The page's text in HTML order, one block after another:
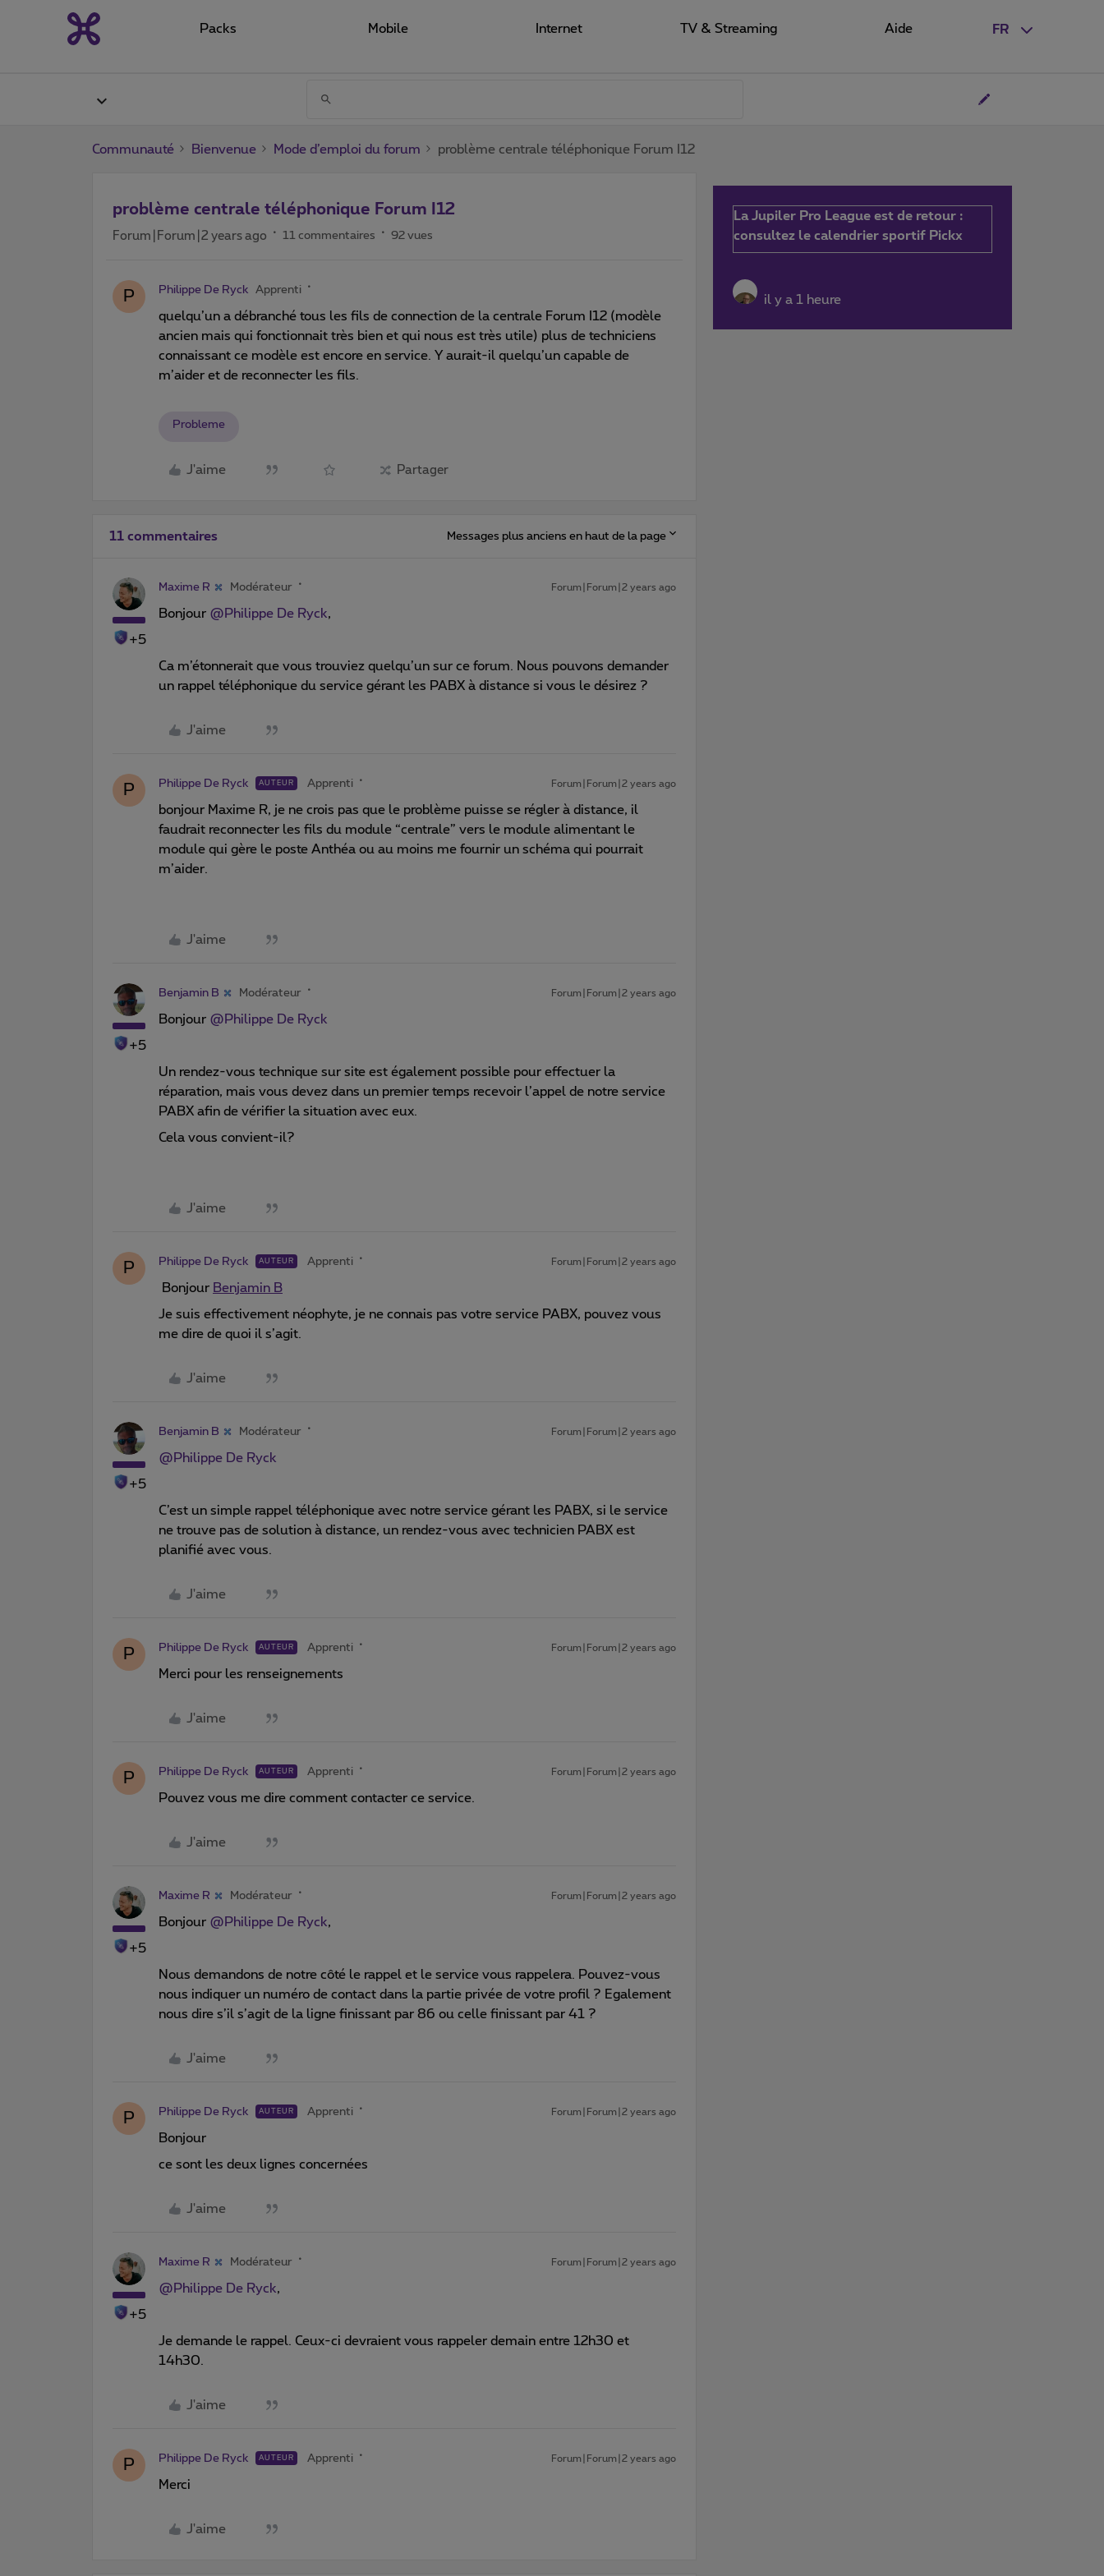
FR
Packs Mobile Internet TV & Streaming Aide
Communauté Bienvenue Mode d’emploi du forum problème centrale téléphonique Forum I12
problème centrale téléphonique Forum I12
Forum|Forum|2 years ago 11 commentaires 92 vues
P Philippe De Ryck Apprenti
quelqu’un a débranché tous les fils de connection de la centrale Forum I12 (modèle
ancien mais qui fonctionnait très bien et qui nous est très utile) plus de techniciens
connaissant ce modèle est encore en service. Y aurait-il quelqu’un capable de
m’aider et de reconnecter les fils.
Probleme
J'aime Partager
11 commentaires Messages plus anciens en haut de la page
+5
Maxime R Modérateur Forum|Forum|2 years ago
Bonjour @Philippe De Ryck,
Ca m’étonnerait que vous trouviez quelqu’un sur ce forum. Nous pouvons demander
un rappel téléphonique du service gérant les PABX à distance si vous le désirez ?
J'aime
P Philippe De Ryck AUTEUR Apprenti Forum|Forum|2 years ago
bonjour Maxime R, je ne crois pas que le problème puisse se régler à distance, il
faudrait reconnecter les fils du module “centrale” vers le module alimentant le
module qui gère le poste Anthéa ou au moins me fournir un schéma qui pourrait
m’aider.
J'aime
+5
Benjamin B Modérateur Forum|Forum|2 years ago
Bonjour @Philippe De Ryck
Un rendez-vous technique sur site est également possible pour effectuer la
réparation, mais vous devez dans un premier temps recevoir l’appel de notre service
PABX afin de vérifier la situation avec eux.
Cela vous convient-il?
J'aime
P Philippe De Ryck AUTEUR Apprenti Forum|Forum|2 years ago
Bonjour Benjamin B
Je suis effectivement néophyte, je ne connais pas votre service PABX, pouvez vous
me dire de quoi il s’agit.
J'aime
+5
Benjamin B Modérateur Forum|Forum|2 years ago
@Philippe De Ryck
C’est un simple rappel téléphonique avec notre service gérant les PABX, si le service
ne trouve pas de solution à distance, un rendez-vous avec technicien PABX est
planifié avec vous.
J'aime
P Philippe De Ryck AUTEUR Apprenti Forum|Forum|2 years ago
Merci pour les renseignements
J'aime
P Philippe De Ryck AUTEUR Apprenti Forum|Forum|2 years ago
Pouvez vous me dire comment contacter ce service.
J'aime
+5
Maxime R Modérateur Forum|Forum|2 years ago
Bonjour @Philippe De Ryck,
Nous demandons de notre côté le rappel et le service vous rappelera. Pouvez-vous
nous indiquer un numéro de contact dans la partie privée de votre profil ? Egalement
nous dire s’il s’agit de la ligne finissant par 86 ou celle finissant par 41 ?
J'aime
P Philippe De Ryck AUTEUR Apprenti Forum|Forum|2 years ago
Bonjour
ce sont les deux lignes concernées
J'aime
+5
Maxime R Modérateur Forum|Forum|2 years ago
@Philippe De Ryck,
Je demande le rappel. Ceux-ci devraient vous rappeler demain entre 12h30 et
14h30.
J'aime
P Philippe De Ryck AUTEUR Apprenti Forum|Forum|2 years ago
Merci
J'aime
La Jupiler Pro League est de retour :
consultez le calendrier sportif Pickx
il y a 1 heure